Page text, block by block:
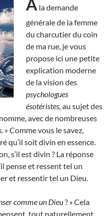
A la demande
générale de la femme
du charcutier du coin
de ma rue, je vous
propose ici une petite
explication moderne
de la vision des
psychologues
ésotéristes, au sujet des
nomme, avec de nombreuses
» Comme vous le savez,
qu’il soit divin en essence.
s’il est divin ? La réponse
pense et ressent tel un
et ressentir tel un Dieu.
comme un Dieu? » Cela
tout naturellement,